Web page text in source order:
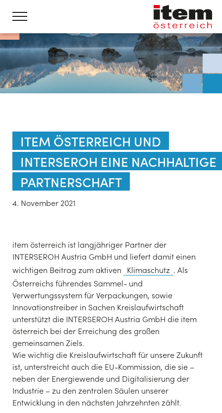
ITEM ÖSTERREICH UND
INTERSEROH EINE NACHHALTIGE
PARTNERSCHAFT
4. November 2021
item österreich ist langjähriger Partner der
INTERSEROH Austria GmbH und liefert damit einen
wichtigen Beitrag zum aktiven Klimaschutz . Als
Österreichs führendes Sammel- und
Verwertungssystem für Verpackungen, sowie
Innovationstreiber in Sachen Kreislaufwirtschaft
unterstützt die INTERSEROH Austria GmbH die item
österreich bei der Erreichung des großen
gemeinsamen Ziels.
Wie wichtig die Kreislaufwirtschaft für unsere Zukunft
ist, unterstreicht auch die EU-Kommission, die sie –
neben der Energiewende und Digitalisierung der
Industrie – zu den zentralen Säulen unserer
Entwicklung in den nächsten Jahrzehnten zählt.